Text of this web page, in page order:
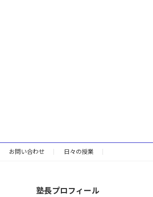
お問い合わせ 日々の授業
塾長プロフィール